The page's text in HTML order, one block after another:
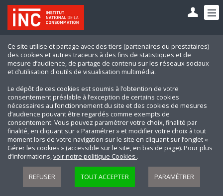
Ce site utilise et partage avec des tiers (partenaires ou prestataires)
des cookies et autres traceurs à des fins de statistiques et de
mesure d’audience, de partage de contenu sur les réseaux sociaux
et d’utilisation d'outils de visualisation multimédia.
Le dépôt de ces cookies est soumis à l’obtention de votre
consentement préalable à l’exception de certains cookies
nécessaires au fonctionnement du site et des cookies de mesures
d’audience pouvant être regardés comme exempts de
consentement. Vous pouvez paramétrer votre choix, finalité par
finalité, en cliquant sur « Paramétrer » et modifier votre choix à tout
moment lors de votre navigation sur le site en cliquant sur l’onglet «
Gérer les cookies » (accessible sur le site, en bas de page). Pour plus
d’informations,voir notre politique Cookies .
REFUSER TOUT ACCEPTER PARAMÉTRER